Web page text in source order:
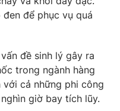
để phục vụ quá
đề sinh lý gây ra
trong ngành hàng
cả những phi công
giờ bay tích lũy.